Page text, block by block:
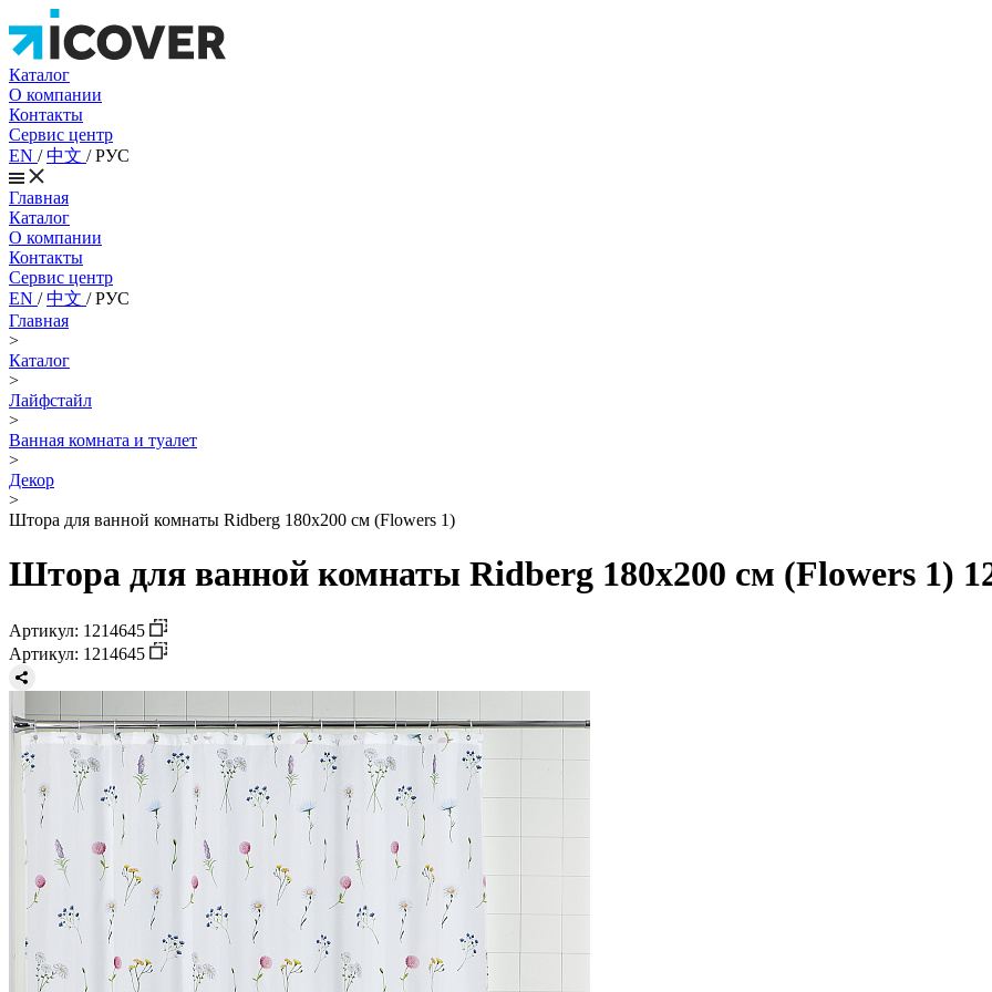
Каталог
О компании
Контакты
Сервис центр
EN /中文 /РУС
Главная
Каталог
О компании
Контакты
Сервис центр
EN /中文 /РУС
Главная
>
Каталог
>
Лайфстайл
>
Ванная комната и туалет
>
Декор
>
Штора для ванной комнаты Ridberg 180x200 см (Flowers 1)
Штора для ванной комнаты Ridberg 180x200 см (Flowers 1)
Артикул: 1214645
Артикул: 1214645